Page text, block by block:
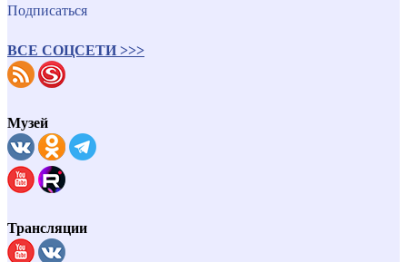
Подписаться
ВСЕ СОЦСЕТИ >>>
Музей
Трансляции